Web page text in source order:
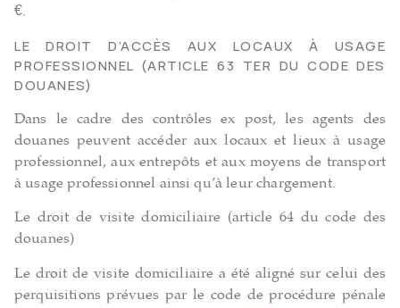
€.
LE DROIT D’ACCÈS AUX LOCAUX À USAGE
PROFESSIONNEL (ARTICLE 63 TER DU CODE DES
DOUANES)
Dans le cadre des contrôles ex post, les agents des
douanes peuvent accéder aux locaux et lieux à usage
professionnel, aux entrepôts et aux moyens de transport
à usage professionnel ainsi qu’à leur chargement.
Le droit de visite domiciliaire (article 64 du code des
douanes)
Le droit de visite domiciliaire a été aligné sur celui des
perquisitions prévues par le code de procédure pénale